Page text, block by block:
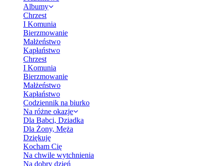
Albumy
Chrzest
I Komunia
Bierzmowanie
Małżeństwo
Kapłaństwo
Chrzest
I Komunia
Bierzmowanie
Małżeństwo
Kapłaństwo
Codziennik na biurko
Na różne okazje
Dla Babci, Dziadka
Dla Żony, Męża
Dziękuję
Kocham Cię
Na chwile wytchnienia
Na dobry dzień